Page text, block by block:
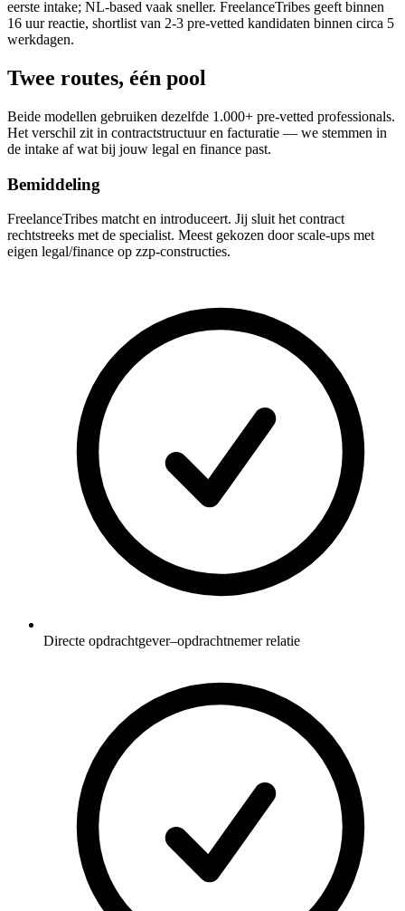
eerste intake; NL-based vaak sneller. FreelanceTribes geeft binnen
16 uur reactie, shortlist van 2-3 pre-vetted kandidaten binnen circa 5
werkdagen.
Twee routes, één pool
Beide modellen gebruiken dezelfde 1.000+ pre-vetted professionals.
Het verschil zit in contractstructuur en facturatie — we stemmen in
de intake af wat bij jouw legal en finance past.
Bemiddeling
FreelanceTribes matcht en introduceert. Jij sluit het contract
rechtstreeks met de specialist. Meest gekozen door scale-ups met
eigen legal/finance op zzp-constructies.
Directe opdrachtgever–opdrachtnemer relatie